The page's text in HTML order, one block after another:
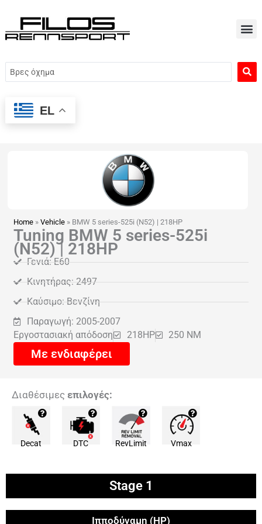
περιεχόμενο
Search
...
EL
Home »Vehicle » BMW 5 series-525i (N52) | 218HP
Tuning BMW 5 series-525i
(N52) | 218HP
Γενιά: E60
Κινητήρας: 2497
Καύσιμο: Βενζίνη
Παραγωγή: 2005-2007
Εργοστασιακή απόδοση
218HP 250 NM
Με ενδιαφέρει
Διαθέσιμες επιλογές:
Decat DTC RevLimit Vmax
Stage 1
Ιπποδύναμη (HP)